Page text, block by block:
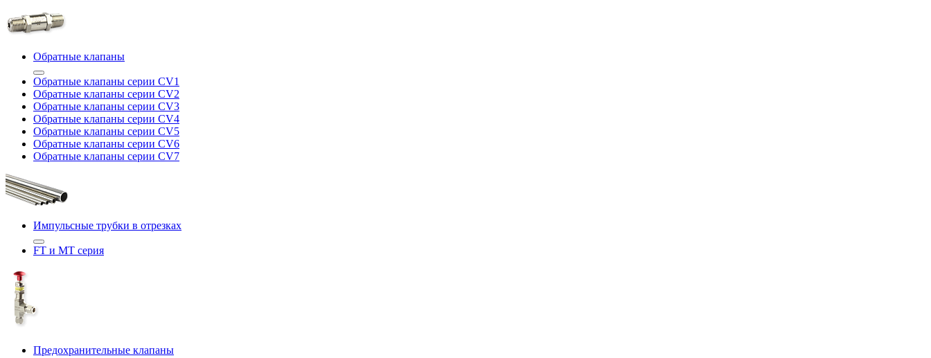
Обратные клапаны
Обратные клапаны серии CV1
Обратные клапаны серии CV2
Обратные клапаны серии CV3
Обратные клапаны серии CV4
Обратные клапаны серии CV5
Обратные клапаны серии CV6
Обратные клапаны серии CV7
Импульсные трубки в отрезках
FT и MT серия
Предохранительные клапаны